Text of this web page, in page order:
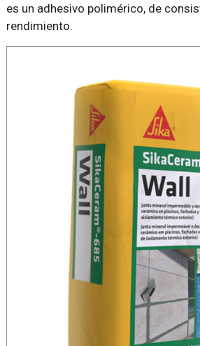
es un adhesivo polimérico, de
rendimiento.